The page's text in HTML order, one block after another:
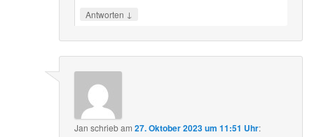
Antworten ↓
Jan schriebam27. Oktober 2023 um 11:51 Uhr: